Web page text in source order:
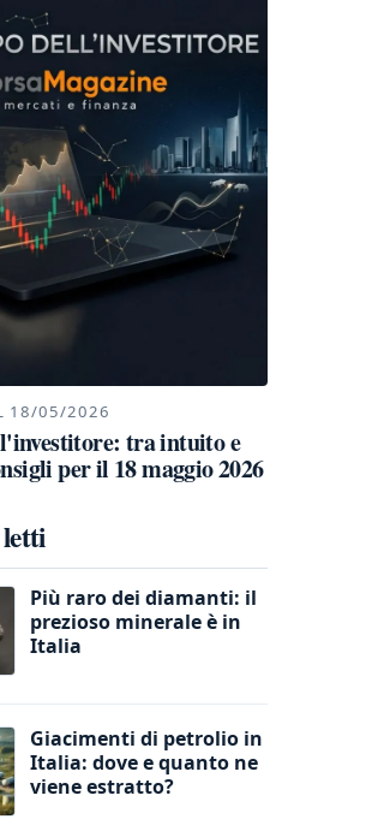
18/05/2026
tra intuito e
per il 18 maggio 2026
Più raro dei diamanti: il
prezioso minerale è in
Italia
Giacimenti di petrolio in
Italia: dove e quanto ne
viene estratto?